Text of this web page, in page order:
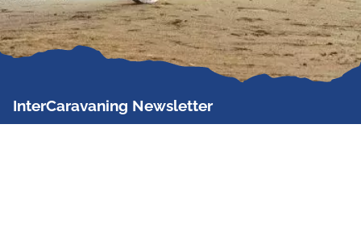
InterCaravaning Newsletter